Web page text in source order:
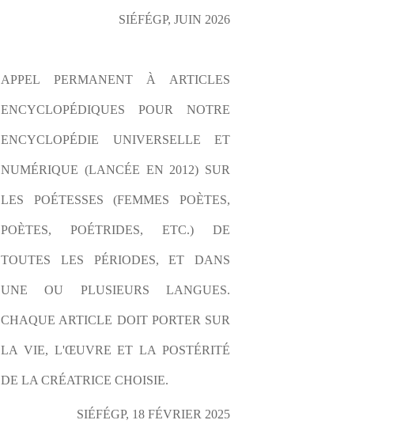
SIÉFÉGP, JUIN 2026
APPEL PERMANENT À ARTICLES
ENCYCLOPÉDIQUES POUR NOTRE
ENCYCLOPÉDIE UNIVERSELLE ET
NUMÉRIQUE (LANCÉE EN 2012) SUR
LES POÉTESSES (FEMMES POÈTES,
POÈTES, POÉTRIDES, ETC.) DE
TOUTES LES PÉRIODES, ET DANS
UNE OU PLUSIEURS LANGUES.
CHAQUE ARTICLE DOIT PORTER SUR
LA VIE, L'ŒUVRE ET LA POSTÉRITÉ
DE LA CRÉATRICE CHOISIE.
SIÉFÉGP, 18 FÉVRIER 2025